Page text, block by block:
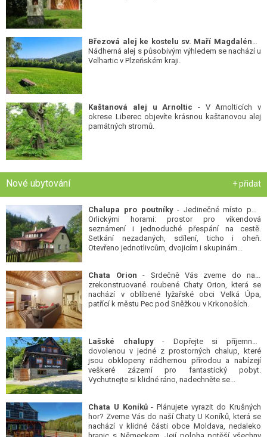
Nádherná alej s působivým výhledem se nachází u
Velhartic v Plzeňském kraji.
Kaštanová alej u Arnoltic - V Arnolticích v
okrese Liberec objevíte krásnou kaštanovou alej
památných stromů.
Nové ubytování + přidat
Chalupa pro poutníky- Jedinečné místo pod
Orlickými horami: prostor pro víkendová
seznámení i jednoduché přespání na cestě.
Setkání nezadaných, sdílení, ticho i oheň.
Otevřeno jednotlivcům, dvojicím i skupinám...
Chata Orion - Srdečně Vás zveme do naší
zrekonstruované roubené Chaty Orion, která se
nachází v oblíbené lyžařské obci Velká Úpa,
patřící k městu Pec pod Sněžkou v Krkonoších.
Lašské chalupy- Dopřejte si příjemnou
dovolenou v jedné z prostorných chalup, které
jsou obklopeny nádhernou přírodou a nabízejí
veškeré zázemí pro fantastický pobyt.
Vychutnejte si klidné ráno, nadechněte se...
Chata U Koníků- Plánujete vyrazit do Krušných
hor? Zveme Vás do naší Chaty U Koníků, která se
nachází v klidné části obce Moldava, nedaleko